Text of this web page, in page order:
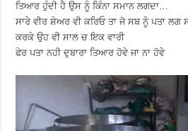
ਤਿਆਰ ਹੁੰਦੀ ਹੈ ਉਸ ਨੂੰ ਕਿੰਨਾ ਸਮਾਨ ਲਗਦਾ…
ਸਾਰੇ ਵੀਰ ਸ਼ੇਅਰ ਵੀ ਕਰਿਓ ਤਾ ਜੋ ਸਬ ਨੂੰ ਪਤਾ ਲਗ
ਕਰਕੇ ਉਹ ਵੀ ਸਾਲ ਚ ਇਕ ਵਾਰੀ
ਫੇਰ ਪਤਾ ਨਹੀ ਦੁਬਾਰਾ ਤਿਆਰ ਹੋਵੇ ਜਾ ਨਾ ਹੋਵੇ